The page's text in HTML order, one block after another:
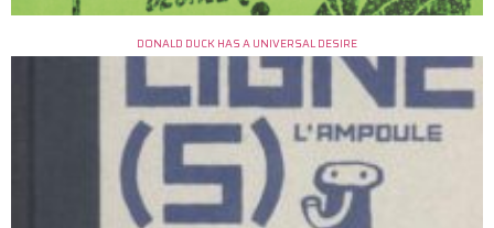
DONALD DUCK HAS A UNIVERSAL DESIRE